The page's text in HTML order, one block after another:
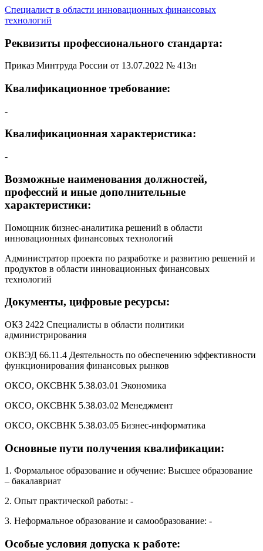
Специалист в области инновационных финансовых
технологий
Реквизиты профессионального стандарта:
Приказ Минтруда России от 13.07.2022 № 413н
Квалификационное требование:
-
Квалификационная характеристика:
-
Возможные наименования должностей,
профессий и иные дополнительные
характеристики:
Помощник бизнес-аналитика решений в области
инновационных финансовых технологий
Администратор проекта по разработке и развитию решений и
продуктов в области инновационных финансовых
технологий
Документы, цифровые ресурсы:
ОКЗ 2422 Специалисты в области политики
администрирования
ОКВЭД 66.11.4 Деятельность по обеспечению эффективности
функционирования финансовых рынков
ОКСО, ОКСВНК 5.38.03.01 Экономика
ОКСО, ОКСВНК 5.38.03.02 Менеджмент
ОКСО, ОКСВНК 5.38.03.05 Бизнес-информатика
Основные пути получения квалификации:
1. Формальное образование и обучение: Высшее образование
– бакалавриат
2. Опыт практической работы: -
3. Неформальное образование и самообразование: -
Особые условия допуска к работе: